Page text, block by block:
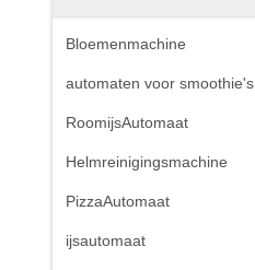
Bloemenmachine
automaten voor smoothie's
RoomijsAutomaat
Helmreinigingsmachine
PizzaAutomaat
ijsautomaat